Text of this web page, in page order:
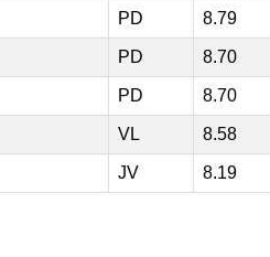
PD 8.79
PD 8.70
PD 8.70
VL 8.58
JV 8.19